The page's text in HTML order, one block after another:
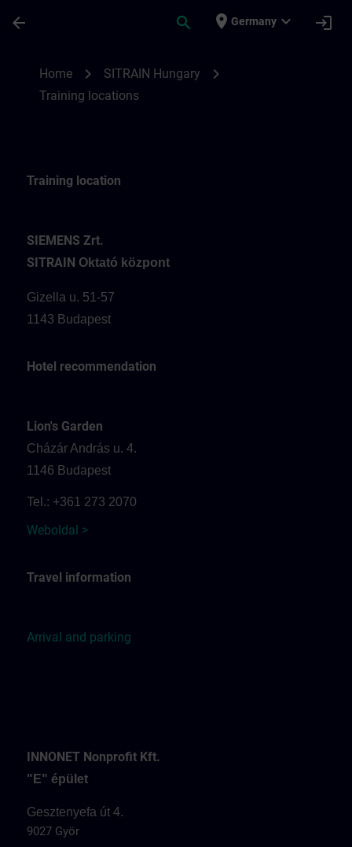
arrow_back search place Germany expand_more login
Home chevron_right SITRAIN Hungary chevron_right
Training locations
Training location
SIEMENS Zrt.
SITRAIN Oktató központ
Gizella u. 51-57
1143 Budapest
Hotel recommendation
Lion's Garden
Cházár András u. 4.
1146 Budapest
Tel.: +361 273 2070
Weboldal >
Travel information
Arrival and parking
INNONET Nonprofit Kft.
"E" épület
Gesztenyefa út 4.
9027 Györ